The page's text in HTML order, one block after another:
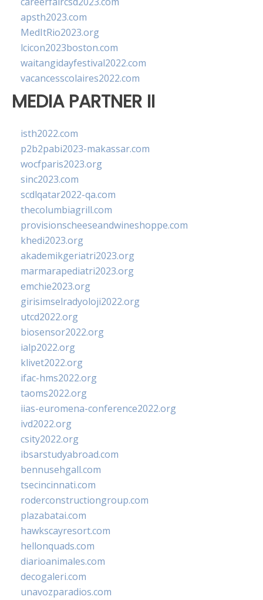
apsth2023.com
MedItRio2023.org
lcicon2023boston.com
waitangidayfestival2022.com
vacancesscolaires2022.com
MEDIA PARTNER II
isth2022.com
p2b2pabi2023-makassar.com
wocfparis2023.org
sinc2023.com
scdlqatar2022-qa.com
thecolumbiagrill.com
provisionscheeseandwineshoppe.com
khedi2023.org
akademikgeriatri2023.org
marmarapediatri2023.org
emchie2023.org
girisimselradyoloji2022.org
utcd2022.org
biosensor2022.org
ialp2022.org
klivet2022.org
ifac-hms2022.org
taoms2022.org
iias-euromena-conference2022.org
ivd2022.org
csity2022.org
ibsarstudyabroad.com
bennusehgall.com
tsecincinnati.com
roderconstructiongroup.com
plazabatai.com
hawkscayresort.com
hellonquads.com
diarioanimales.com
decogaleri.com
unavozparadios.com